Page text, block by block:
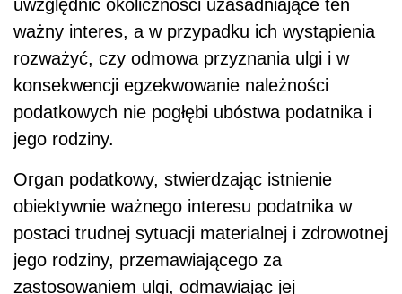
uwzględnić okoliczności uzasadniające ten
ważny interes, a w przypadku ich wystąpienia
rozważyć, czy odmowa przyznania ulgi i w
konsekwencji egzekwowanie należności
podatkowych nie pogłębi ubóstwa podatnika i
jego rodziny.
Organ podatkowy, stwierdzając istnienie
obiektywnie ważnego interesu podatnika w
postaci trudnej sytuacji materialnej i zdrowotnej
jego rodziny, przemawiającego za
zastosowaniem ulgi, odmawiając jej